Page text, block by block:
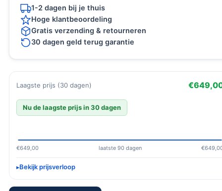
1-2 dagen bij je thuis
Hoge klantbeoordeling
Gratis verzending & retourneren
30 dagen geld terug garantie
Laagste prijs (30 dagen)
Nu de laagste prijs in 30 dagen
€649,00 laatste 90 dagen
Bekijk prijsverloop